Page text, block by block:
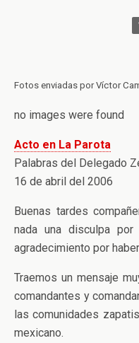
Fotos enviadas por Víctor
no images were found
Acto en La Parota
Palabras del Delegado
16 de abril del 2006
Buenas tardes
nada una disculpa
agradecimiento por
Traemos un mensaje
comandantes y
las comunidades
mexicano.